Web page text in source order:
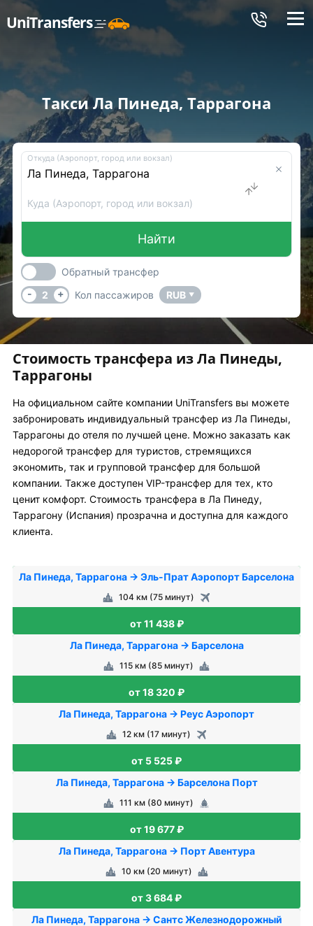
UniTransfers Меню
Такси Ла Пинеда, Таррагона
Откуда (Аэропорт, город или вокзал)
Куда (Аэропорт, город или вокзал)
Найти
Обратный трансфер
-
2 + Кол пассажиров RUB ▼
Стоимость трансфера из Ла Пинеды,
Таррагоны
На официальном сайте компании UniTransfers вы можете
забронировать индивидуальный трансфер из Ла Пинеды,
Таррагоны до отеля по лучшей цене. Можно заказать как
недорогой трансфер для туристов, стремящихся
экономить, так и групповой трансфер для большой
компании. Также доступен VIP-трансфер для тех, кто
ценит комфорт. Стоимость трансфера в Ла Пинеду,
Таррагону (Испания) прозрачна и доступна для каждого
клиента.
Ла Пинеда, Таррагона → Эль-Прат Аэропорт Барселона
104 км (75 минут)
от 11 438 ₽
Ла Пинеда, Таррагона → Барселона
115 км (85 минут)
от 18 320 ₽
Ла Пинеда, Таррагона → Реус Аэропорт
12 км (17 минут)
от 5 525 ₽
Ла Пинеда, Таррагона → Барселона Порт
111 км (80 минут)
от 19 677 ₽
Ла Пинеда, Таррагона → Порт Авентура
10 км (20 минут)
от 3 684 ₽
Ла Пинеда, Таррагона → Сантс Железнодорожный